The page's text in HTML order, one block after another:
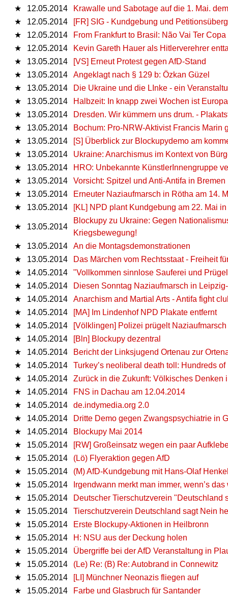
★
12.05.2014
Krawalle und Sabotage auf die 1. Mai.
★
12.05.2014
[FR] SIG - Kundgebung und
★
12.05.2014
From Frankfurt to Brasil: Não Vai Ter Copa
★
12.05.2014
Kevin Gareth Hauer als Hitlerverehrer
★
13.05.2014
[VS] Erneut Protest gegen AfD-Stand
★
13.05.2014
Angeklagt nach § 129 b: Özkan Güzel
★
13.05.2014
Die Ukraine und die LInke - ein
★
13.05.2014
Halbzeit: In knapp zwei Wochen ist
★
13.05.2014
Dresden. Wir kümmern uns drum. -
★
13.05.2014
Bochum: Pro-NRW-Aktivist Francis Marin
★
13.05.2014
[S] Überblick zur Blockupydemo am
★
13.05.2014
Ukraine: Anarchismus im Kontext von
★
13.05.2014
HRO: Unbekannte KünstlerInnengruppe
★
13.05.2014
Vorsicht: Spitzel und Anti-Antifa in Bremen
★
13.05.2014
Erneuter Naziaufmarsch in Rötha am 14.
★
13.05.2014 [KL] NPD plant Kundgebung am 22. Mai
★ 13.05.2014
Blockupy zu Ukraine: Gegen
Kriegsbewegung!
★
13.05.2014
An die Montagsdemonstrationen
★
13.05.2014
Das Märchen vom Rechtsstaat - Freiheit
★
14.05.2014
"Vollkommen sinnlose Sauferei und
★
14.05.2014
Diesen Sonntag Naziaufmarsch in
★
14.05.2014
Anarchism and Martial Arts - Antifa fight
★
14.05.2014
[MA] Im Lindenhof NPD Plakate entfernt
★
14.05.2014
[Völklingen] Polizei prügelt
★
14.05.2014
[Bln] Blockupy dezentral
★
14.05.2014
Bericht der Linksjugend Ortenau zur
★
14.05.2014
Turkey’s neoliberal death toll: Hundreds
★
14.05.2014
Zurück in die Zukunft: Völkisches Denken
★
14.05.2014
FNS in Dachau am 12.04.2014
★
14.05.2014
de.indymedia.org 2.0
★
14.05.2014
Dritte Demo gegen Zwangspsychiatrie in
★
14.05.2014
Blockupy Mai 2014
★
15.05.2014
[RW] Großeinsatz wegen ein paar
★
15.05.2014
(Lö) Flyeraktion gegen AfD
★
15.05.2014
(M) AfD-Kundgebung mit Hans-Olaf
★
15.05.2014
Ir­gend­wann merkt man immer, wenn’s
★
15.05.2014
Deutscher Tierschutzverein "Deutschland
★
15.05.2014
Tierschutzverein Deutschland sagt Nein
★
15.05.2014
Erste Blockupy-Aktionen in Heilbronn
★
15.05.2014
H: NSU aus der Deckung holen
★
15.05.2014
Übergriffe bei der AfD Veranstaltung in
★
15.05.2014
(Le) Re: (B) Re: Autobrand in Connewitz
★
15.05.2014
[LI] Münchner Neonazis fliegen auf
★
15.05.2014 Farbe und Glasbruch für Santander